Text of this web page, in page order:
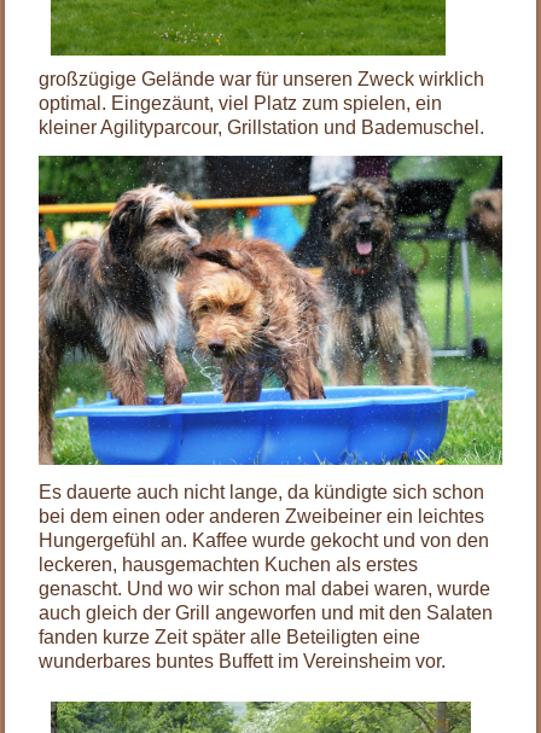
großzügige Gelände war für unseren Zweck wirklich
optimal. Eingezäunt, viel Platz zum spielen, ein
kleiner Agilityparcour, Grillstation und Bademuschel.
Es dauerte auch nicht lange, da kündigte sich schon
bei dem einen oder anderen Zweibeiner ein leichtes
Hungergefühl an. Kaffee wurde gekocht und von den
leckeren, hausgemachten Kuchen als erstes
genascht. Und wo wir schon mal dabei waren, wurde
auch gleich der Grill angeworfen und mit den Salaten
fanden kurze Zeit später alle Beteiligten eine
wunderbares buntes Buffett im Vereinsheim vor.